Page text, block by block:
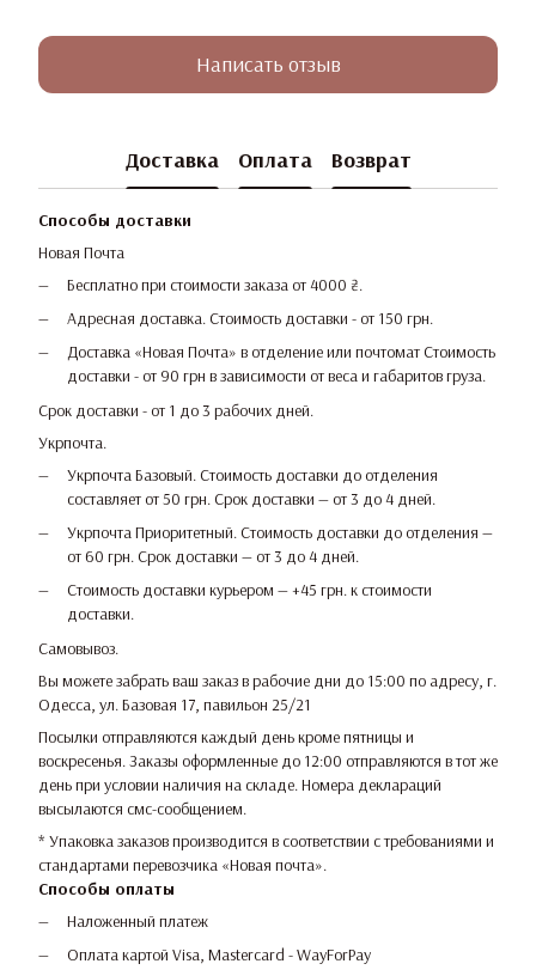
Написать отзыв
Доставка Оплата Возврат
Способы доставки
Новая Почта
Бесплатно при стоимости заказа от 4000 ₴.
Адресная доставка. Стоимость доставки - от 150 грн.
Доставка «Новая Почта» в отделение или почтомат Стоимость
доставки - от 90 грн в зависимости от веса и габаритов груза.
Срок доставки - от 1 до 3 рабочих дней.
Укрпочта.
Укрпочта Базовый. Стоимость доставки до отделения
составляет от 50 грн. Срок доставки — от 3 до 4 дней.
Укрпочта Приоритетный. Стоимость доставки до отделения —
от 60 грн. Срок доставки — от 3 до 4 дней.
Стоимость доставки курьером — +45 грн. к стоимости
доставки.
Самовывоз.
Вы можете забрать ваш заказ в рабочие дни до 15:00 по адресу, г.
Одесса, ул. Базовая 17, павильон 25/21
Посылки отправляются каждый день кроме пятницы и
воскресенья. Заказы оформленные до 12:00 отправляются в тот же
день при условии наличия на складе. Номера деклараций
высылаются смс-сообщением.
* Упаковка заказов производится в соответствии с требованиями и
стандартами перевозчика «Новая почта».
Способы оплаты
Наложенный платеж
Оплата картой Visa, Mastercard - WayForPay